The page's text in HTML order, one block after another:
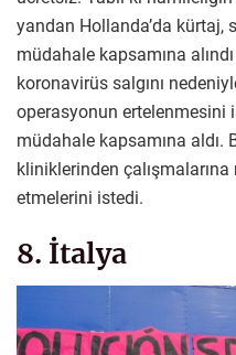
yandan Hollanda’da kürtaj,
müdahale kapsamına
koronavirüs salgını
operasyonun ertelenmesini
müdahale kapsamına aldı.
kliniklerinden
etmelerini istedi.
8. İtalya